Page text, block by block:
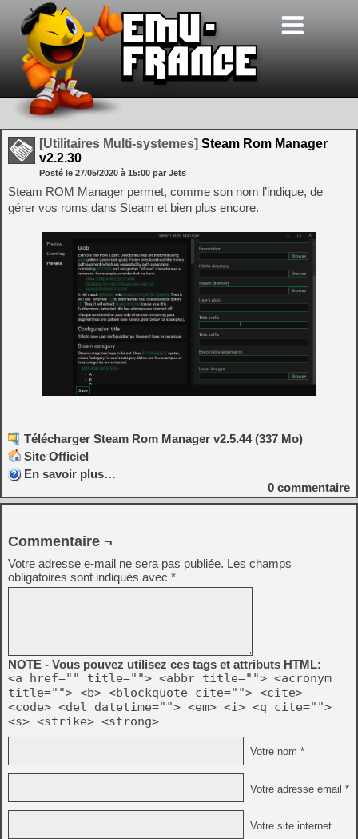
[Utilitaires Multi-systemes] Steam Rom Manager
v2.2.30
Posté le 27/05/2020 à 15:00 par Jets
Steam ROM Manager permet, comme son nom l’indique, de
gérer vos roms dans Steam et bien plus encore.
Télécharger Steam Rom Manager v2.5.44 (337 Mo)
Site Officiel
En savoir plus…
0 commentaire
Commentaire ¬
Votre adresse e-mail ne sera pas publiée. Les champs
obligatoires sont indiqués avec *
NOTE - Vous pouvez utilisez ces tags et attributs HTML:
<a href="" title=""> <abbr title=""> <acronym
title=""> <b> <blockquote cite=""> <cite>
<code> <del datetime=""> <em> <i> <q cite="">
<s> <strike> <strong>
Votre nom *
Votre adresse email *
Votre site internet